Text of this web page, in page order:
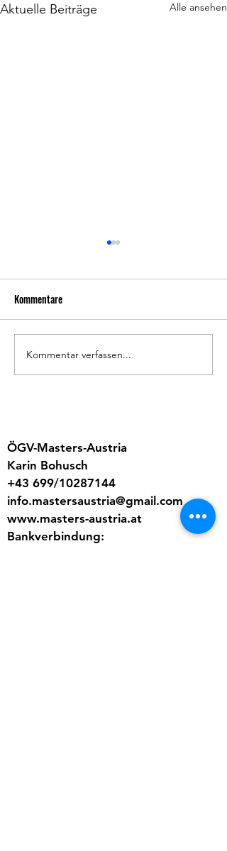
Aktuelle Beiträge Alle ansehen
Kommentare
Kommentar verfassen...
ÖGV-Masters-Austria
Karin Bohusch
+43 699/10287144
info.mastersaustria@gmail.com
www.masters-austria.at
Bankverbindung: